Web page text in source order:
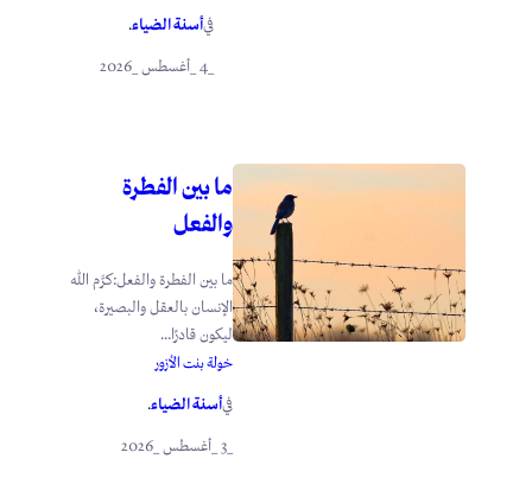
فيأسنة الضياء.
_4 _أغسطس _2026
ما بين الفطرة
والفعل
ما بين الفطرة والفعل:كرَّم الله
الإنسان بالعقل والبصيرة،
ليكون قادرًا...
خولة بنت الأزور
فيأسنة الضياء.